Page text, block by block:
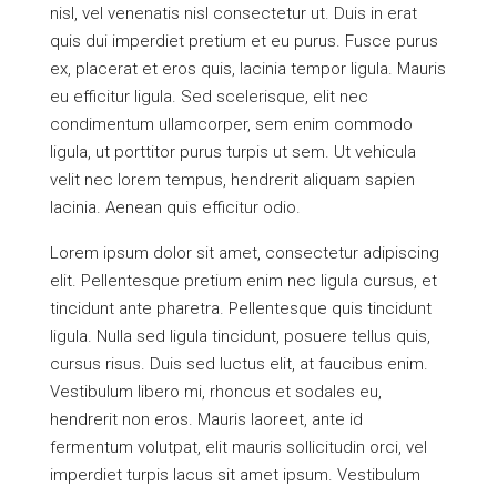
nisl, vel venenatis nisl consectetur ut. Duis in erat
quis dui imperdiet pretium et eu purus. Fusce purus
ex, placerat et eros quis, lacinia tempor ligula. Mauris
eu efficitur ligula. Sed scelerisque, elit nec
condimentum ullamcorper, sem enim commodo
ligula, ut porttitor purus turpis ut sem. Ut vehicula
velit nec lorem tempus, hendrerit aliquam sapien
lacinia. Aenean quis efficitur odio.
Lorem ipsum dolor sit amet, consectetur adipiscing
elit. Pellentesque pretium enim nec ligula cursus, et
tincidunt ante pharetra. Pellentesque quis tincidunt
ligula. Nulla sed ligula tincidunt, posuere tellus quis,
cursus risus. Duis sed luctus elit, at faucibus enim.
Vestibulum libero mi, rhoncus et sodales eu,
hendrerit non eros. Mauris laoreet, ante id
fermentum volutpat, elit mauris sollicitudin orci, vel
imperdiet turpis lacus sit amet ipsum. Vestibulum